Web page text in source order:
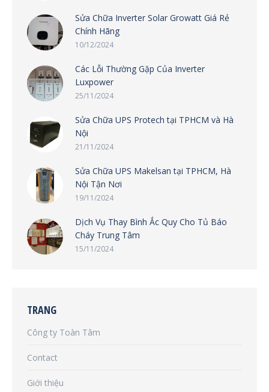
Sửa Chữa Inverter Solar Growatt Giá Rẻ
Chính Hãng
10/12/2024
Các Lỗi Thường Gặp Của Inverter
Luxpower
25/11/2024
Sửa Chữa UPS Protech tại TPHCM và Hà
Nội
21/11/2024
Sửa Chữa UPS Makelsan tại TPHCM, Hà
Nội Tận Nơi
19/11/2024
Dịch Vụ Thay Bình Ắc Quy Cho Tủ Báo
Cháy Trung Tâm
15/11/2024
TRANG
Công ty Toàn Tâm
Contact
Giới thiệu